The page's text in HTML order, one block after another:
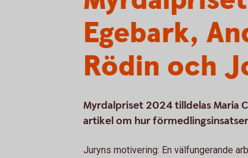
Egebark,
Rödin och
Myrdalpriset 2024 tilldelas Maria
artikel om hur
Juryns motivering: En välfungerande